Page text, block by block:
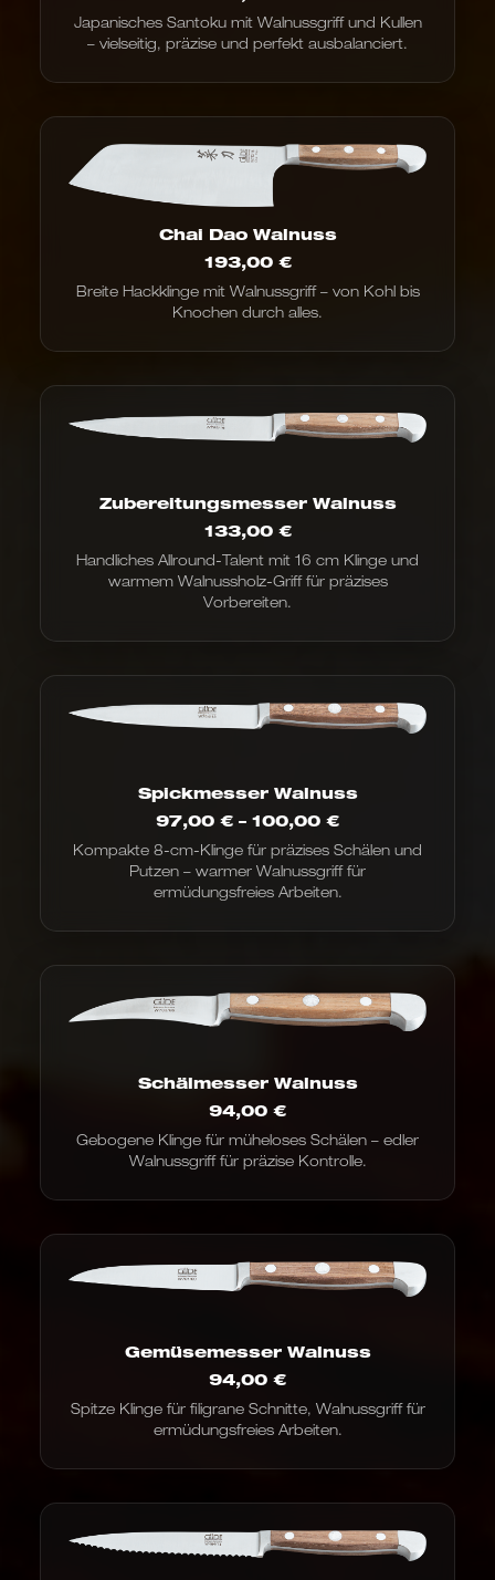
Japanisches Santoku mit Walnussgriff und Kullen
– vielseitig, präzise und perfekt ausbalanciert.
Chai Dao Walnuss
193,00 €
Breite Hackklinge mit Walnussgriff – von Kohl bis
Knochen durch alles.
Zubereitungsmesser Walnuss
133,00 €
Handliches Allround-Talent mit 16 cm Klinge und
warmem Walnussholz-Griff für präzises
Vorbereiten.
Spickmesser Walnuss
97,00 € – 100,00 €Preisspanne:
bis
100,00 €
Kompakte 8-cm-Klinge für präzises Schälen und
Putzen – warmer Walnussgriff für
ermüdungsfreies Arbeiten.
Schälmesser Walnuss
94,00 €
Gebogene Klinge für müheloses Schälen – edler
Walnussgriff für präzise Kontrolle.
Gemüsemesser Walnuss
94,00 €
Spitze Klinge für filigrane Schnitte, Walnussgriff für
ermüdungsfreies Arbeiten.